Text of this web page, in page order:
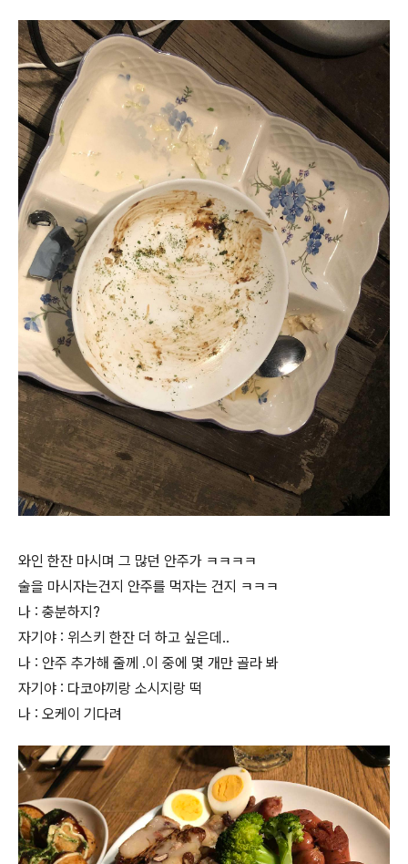
와인 한잔 마시며 그 많던 안주가 ㅋㅋㅋㅋ
술을 마시자는건지 안주를 먹자는 건지 ㅋㅋㅋ
나 : 충분하지?
자기야 : 위스키 한잔 더 하고 싶은데..
나 : 안주 추가해 줄께 .이 중에 몇 개만 골라 봐
자기야 : 다코야끼랑 소시지랑 떡
나 : 오케이 기다려